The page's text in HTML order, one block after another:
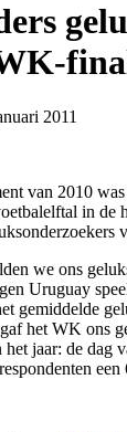
2011
van 2010
in
we ons
Uruguay
gemiddelde
het WK ons
het jaar: de dag
een